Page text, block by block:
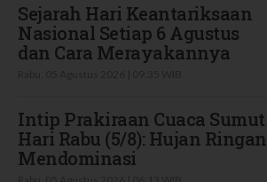
Sejarah Hari Keantariksaan
Nasional Setiap 6 Agustus
dan Cara Merayakannya
Intip Prakiraan Cuaca Sumut
Hari Rabu (5/8): Hujan Ringan
Mendominasi